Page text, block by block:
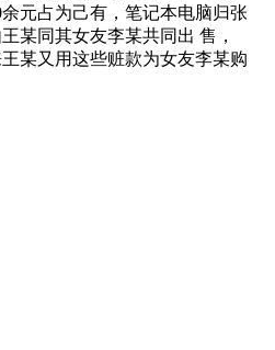
元占为己有，笔记本电脑归张
某同其女友李某共同出 售，
某又用这些赃款为女友李某购